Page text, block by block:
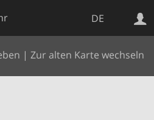
DE
| Zur alten Karte wechseln